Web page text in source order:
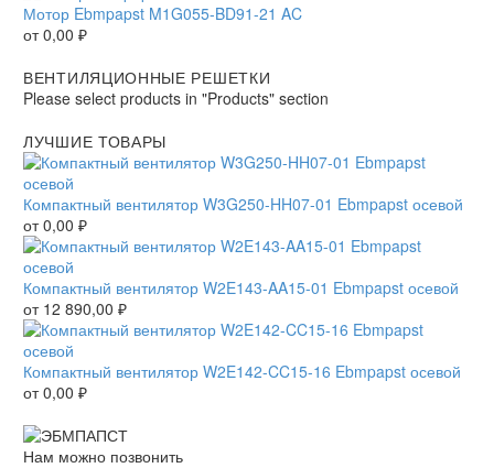
Мотор Ebmpapst M1G055-BD91-21 AC
от0,00 ₽
ВЕНТИЛЯЦИОННЫЕ РЕШЕТКИ
Please select products in "Products" section
ЛУЧШИЕ ТОВАРЫ
Компактный вентилятор W3G250-HH07-01 Ebmpapst осевой
от0,00 ₽
Компактный вентилятор W2E143-AA15-01 Ebmpapst осевой
от 12 890,00 ₽
Компактный вентилятор W2E142-CC15-16 Ebmpapst осевой
от0,00 ₽
Нам можно позвонить